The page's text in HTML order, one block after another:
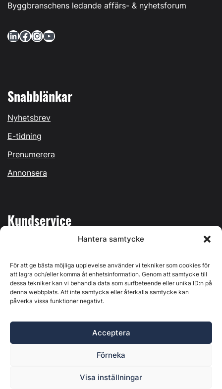
Hantera samtycke
För att ge bästa möjliga upplevelse använder vi tekniker som cookies för
att lagra och/eller komma åt enhetsinformation. Genom att samtycke till
dessa tekniker kan vi behandla data som surfbeteende eller unika ID:n på
denna webbplats. Att inte samtycka eller återkalla samtycke kan
påverka vissa funktioner negativt.
Acceptera
Förneka
Visa inställningar
Byggbranschens ledande affärs- & nyhetsforum
LinkedIn Facebook InstagramYouTube
Snabblänkar
Nyhetsbrev
E-tidning
Prenumerera
Annonsera
Kundservice
Kontakta oss
Östernäsvägen 1, 827 32 Ljusdal, org.nr: 556625-6425 -
Ansvarig utgivare: Henrik Ekberg. Innehållet på denna
webbplats är upphovsrättsligt skyddat. Ange källa vid citering.
Byggvärlden är en del avMarknadsdatagruppen
Policy för datahantering, integritet och cookies